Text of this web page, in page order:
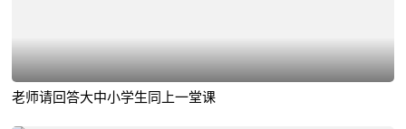
老师请回答大中小学生同上一堂课